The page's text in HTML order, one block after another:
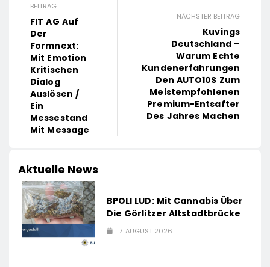
BEITRAG
FIT AG Auf
Der
Formnext:
Mit Emotion
Kritischen
Dialog
Auslösen /
Ein
Messestand
Mit Message
NÄCHSTER BEITRAG
Kuvings
Deutschland –
Warum Echte
Kundenerfahrungen
Den AUTO10S Zum
Meistempfohlenen
Premium-Entsafter
Des Jahres Machen
Aktuelle News
BPOLI LUD: Mit Cannabis Über
Die Görlitzer Altstadtbrücke
7. AUGUST 2026